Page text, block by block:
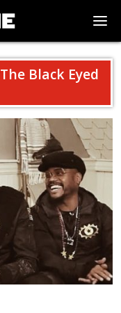
The Black Eyed